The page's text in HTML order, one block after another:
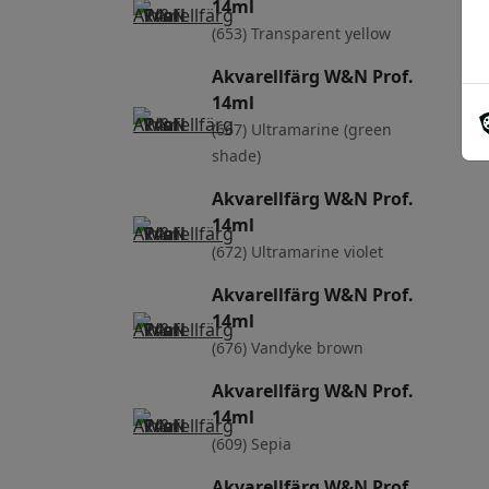
14ml
(653) Transparent yellow
Akvarellfärg W&N Prof.
14ml
(667) Ultramarine (green
shade)
Akvarellfärg W&N Prof.
14ml
(672) Ultramarine violet
Akvarellfärg W&N Prof.
14ml
(676) Vandyke brown
Akvarellfärg W&N Prof.
14ml
(609) Sepia